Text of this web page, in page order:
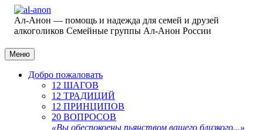
Ал-Анон — помощь и надежда для семей и друзей
алкоголиков Семейные группы Ал-Анон России
Меню
Добро пожаловать
12 ШАГОВ
12 ТРАДИЦИЙ
12 ПРИНЦИПОВ
20 ВОПРОСОВ
«Вы обеспокоены пьянством вашего близкого...»